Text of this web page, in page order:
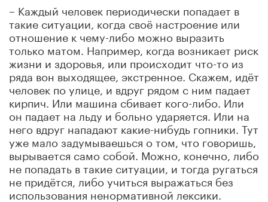
– Каждый человек периодически попадает в
такие ситуации, когда своё настроение или
отношение к чему-либо можно выразить
только матом. Например, когда возникает риск
жизни и здоровья, или происходит что-то из
ряда вон выходящее, экстренное. Скажем, идёт
человек по улице, и вдруг рядом с ним падает
кирпич. Или машина сбивает кого-либо. Или
он падает на льду и больно ударяется. Или на
него вдруг нападают какие-нибудь гопники. Тут
уже мало задумываешься о том, что говоришь,
вырывается само собой. Можно, конечно, либо
не попадать в такие ситуации, и тогда ругаться
не придётся, либо учиться выражаться без
использования ненормативной лексики.